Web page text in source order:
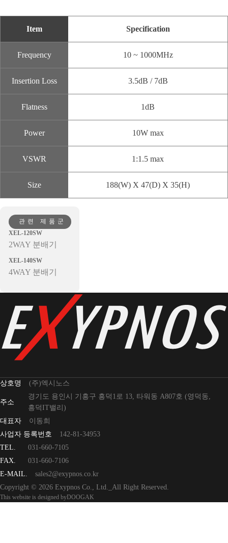
Item Specification
Frequency 10 ~ 1000MHz
Insertion Loss 3.5dB / 7dB
Flatness 1dB
Power 10W max
VSWR 1:1.5 max
Size 188(W) X 47(D) X 35(H)
관련 제품군
XEL-120SW
2WAY 분배기
XEL-140SW
4WAY 분배기
상호명 (주)엑시노스
주소
경기도 용인시 기흥구 흥덕1로 13, 타워동 A807호 (영덕동,
흥덕IT밸리)
대표자
이동희
사업자 등록번호
142-81-34953
TEL.
031-660-7105
FAX.
031-660-7106
E-MAIL.
sales2@exypnos.co.kr
Copyright © 2026 Exypnos Co., Ltd._All Right Reserved.
This website is designed byDOOGAK